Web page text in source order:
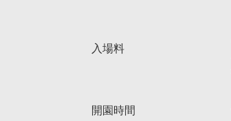
入場料
開園時間